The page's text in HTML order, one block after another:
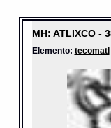
MH: ATLIXCO -
Elemento: tecomatl